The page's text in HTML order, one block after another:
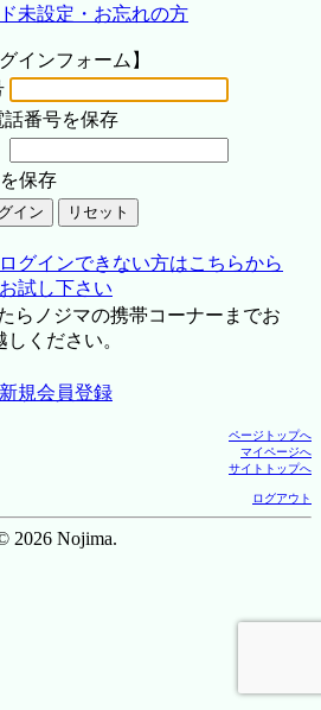
未設定・お忘れの方
グインフォーム】
話番号を保存
保存
グインできない方はこちらから
お試し下さい
らノジマの携帯コーナーまでお
しください。
新規会員登録
ページトップへ
マイページへ
サイトトップへ
ログアウト
2026 Nojima.